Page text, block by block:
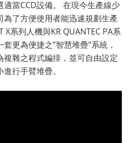
當CCD設備。 在現今生產線少
了方便使用者能迅速規劃生產
系列人機與KR QUANTEC PA系
更為便捷之”智慧堆疊”系統，
複雜之程式編排，並可自由設定
行手臂堆疊。